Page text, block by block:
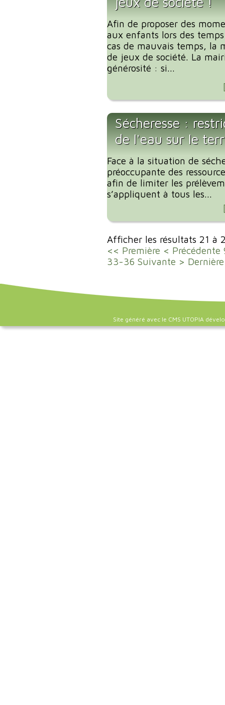
Afin de proposer des
aux enfants lors des
cas de mauvais temps, la
de jeux de société. La
générosité : si...
Sécheresse :
de l'eau sur le
Face à la situation de
préoccupante des
afin de limiter les
s’appliquent à tous les...
Afficher les résultats 21 à
<< Première < Précédente
33-36 Suivante >
Site généré avec le CMS UTOPIA